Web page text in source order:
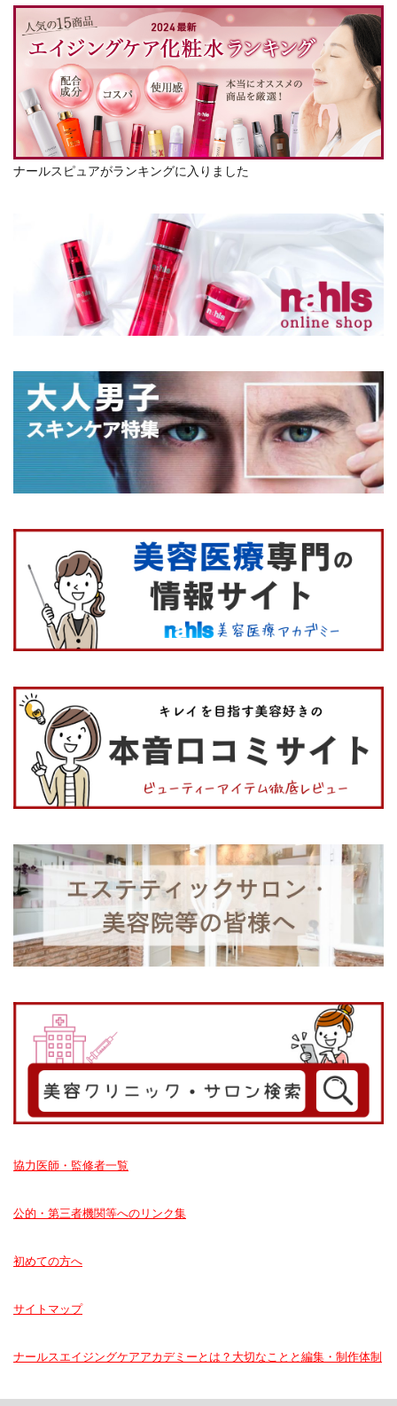
ナールスピュアがランキングに入りました
協力医師・監修者一覧
公的・第三者機関等へのリンク集
初めての方へ
サイトマップ
ナールスエイジングケアアカデミーとは？大切なことと編集・制作体制